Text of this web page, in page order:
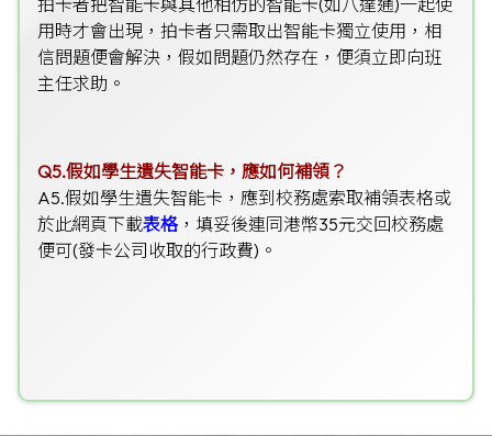
拍卡者把智能卡與其他相仿的智能卡(如八達通)一起使
用時才會出現，拍卡者只需取出智能卡獨立使用，相
信問題便會解決，假如問題仍然存在，便須立即向班
主任求助。
Q5.假如學生遺失智能卡，應如何補領？
A5.假如學生遺失智能卡，應到校務處索取補領表格或
於此網頁下載表格，填妥後連同港幣35元交回校務處
便可(發卡公司收取的行政費)。